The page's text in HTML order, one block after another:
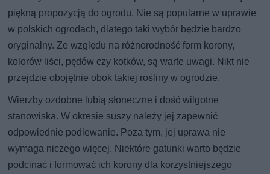
piękną propozycją do ogrodu. Nie są popularne w uprawie
w polskich ogrodach, dlatego taki wybór będzie bardzo
oryginalny. Ze względu na różnorodność form korony,
kolorów liści, pędów czy kotków, są warte uwagi. Nikt nie
przejdzie obojętnie obok takiej rośliny w ogrodzie.
Wierzby ozdobne lubią słoneczne i dość wilgotne
stanowiska. W okresie suszy należy jej zapewnić
odpowiednie podlewanie. Poza tym, jej uprawa nie
wymaga niczego więcej. Niektóre gatunki warto będzie
podcinać i formować ich korony dla korzystniejszego